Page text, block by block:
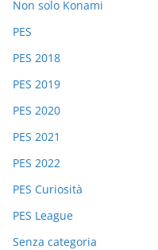
Non solo Konami
PES
PES 2018
PES 2019
PES 2020
PES 2021
PES 2022
PES Curiosità
PES League
Senza categoria